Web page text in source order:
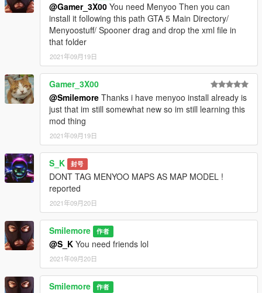
@Gamer_3X00 You need Menyoo Then you can
install it following this path GTA 5 Main Directory/
Menyoostuff/ Spooner drag and drop the xml file in
that folder
2021年09月19日
Gamer_3X00
@Smilemore Thanks i have menyoo install already is
just that im still somewhat new so im still learning this
mod thing
2021年09月19日
S_K 封号
DONT TAG MENYOO MAPS AS MAP MODEL !
reported
2021年09月20日
Smilemore 作者
@S_K You need friends lol
2021年09月20日
Smilemore 作者